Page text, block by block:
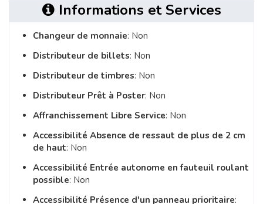
Informations et Services
Changeur de monnaie: Non
Distributeur de billets: Non
Distributeur de timbres: Non
Distributeur Prêt à Poster: Non
Affranchissement Libre Service: Non
Accessibilité Absence de ressaut de plus de 2 cm
de haut: Non
Accessibilité Entrée autonome en fauteuil roulant
possible: Non
Accessibilité Présence d'un panneau prioritaire: